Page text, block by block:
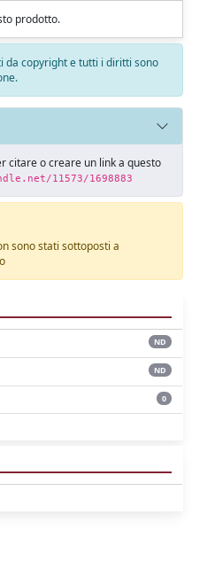
prodotto.
da copyright e tutti i diritti sono
citare o creare un link a questo
11573/1698883
sono stati sottoposti a
ND
ND
0